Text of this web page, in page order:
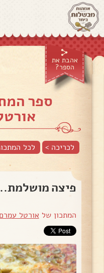
אהבת את
הספר?
ספר
לכריכה > לכל
פיצה
המתכון של אורטל